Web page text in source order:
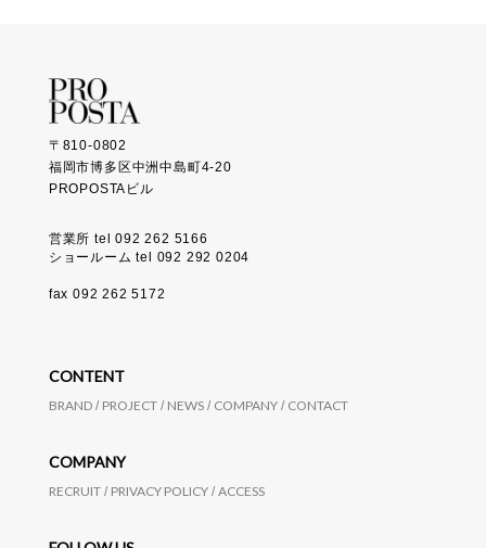
〒810-0802
福岡市博多区中洲中島町4-20
PROPOSTAビル
営業所 tel 092 262 5166
ショールーム tel 092 292 0204
fax 092 262 5172
CONTENT
BRAND PROJECT NEWS COMPANY CONTACT
COMPANY
RECRUIT PRIVACY POLICY ACCESS